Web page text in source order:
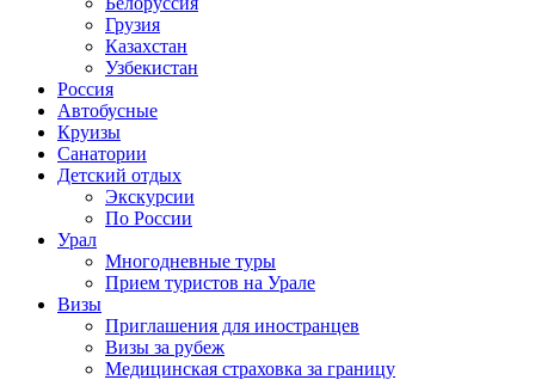
Грузия
Казахстан
Узбекистан
Россия
Автобусные
Круизы
Санатории
Детский отдых
Экскурсии
По России
Урал
Многодневные туры
Прием туристов на Урале
Визы
Приглашения для иностранцев
Визы за рубеж
Медицинская страховка за границу